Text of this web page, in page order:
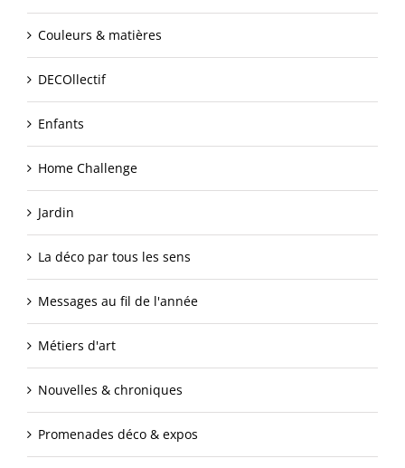
Couleurs & matières
DECOllectif
Enfants
Home Challenge
Jardin
La déco par tous les sens
Messages au fil de l'année
Métiers d'art
Nouvelles & chroniques
Promenades déco & expos